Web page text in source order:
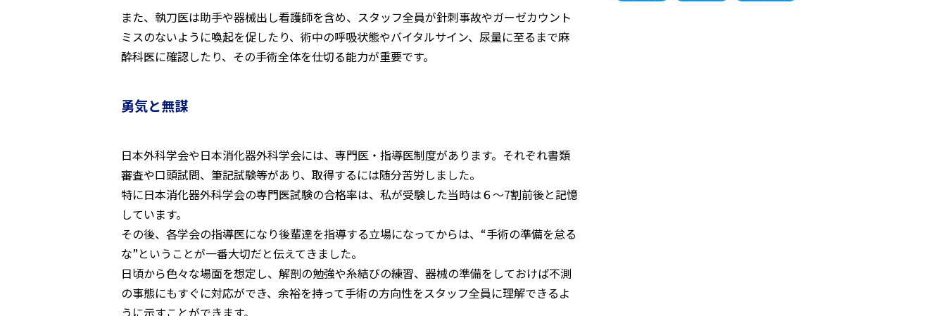
また、執刀医は助手や器械出し看護師を含め、スタッフ全員が針刺事故やガーゼカウント
ミスのないように喚起を促したり、術中の呼吸状態やバイタルサイン、尿量に至るまで麻
酔科医に確認したり、その手術全体を仕切る能力が重要です。
勇気と無謀
日本外科学会や日本消化器外科学会には、専門医・指導医制度があります。それぞれ書類
審査や口頭試問、筆記試験等があり、取得するには随分苦労しました。
特に日本消化器外科学会の専門医試験の合格率は、私が受験した当時は６〜7割前後と記憶
しています。
その後、各学会の指導医になり後輩達を指導する立場になってからは、“手術の準備を怠る
な”ということが一番大切だと伝えてきました。
日頃から色々な場面を想定し、解剖の勉強や糸結びの練習、器械の準備をしておけば不測
の事態にもすぐに対応ができ、余裕を持って手術の方向性をスタッフ全員に理解できるよ
うに示すことができます。